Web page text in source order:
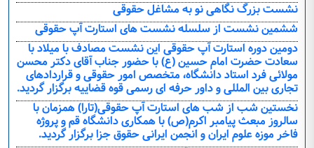
نشست بزرگ نگاهی نو به مشاغل حقوقی
ششمین نشست از سلسله نشست های استارت آپ حقوقی
دومین دوره استارت آپ حقوقی این نشست مصادف با میلاد با
سعادت حضرت امام حسین (ع) با حضور جناب آقای دکتر محسن
مولائی فرد استاد دانشگاه، متخصص امور حقوقی و قراردادهای
تجاری بین المللی و داور حرفه ای رسمی قوه قضاییه برگزار گردید.
نخستین شب از شب های استارت آپ حقوقی(تارا) همزمان با
سالروز مبعث پیامبر اکرم(ص) با همکاری دانشگاه قم و پروژه
فاخر موزه علوم ایران و انجمن ایرانی حقوق جزا برگزار گردید.